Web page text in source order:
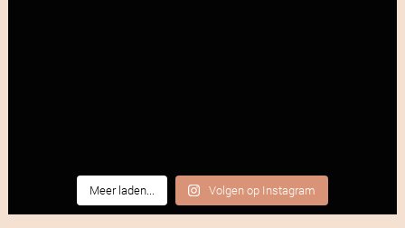
Meer laden... Volgen op Instagram